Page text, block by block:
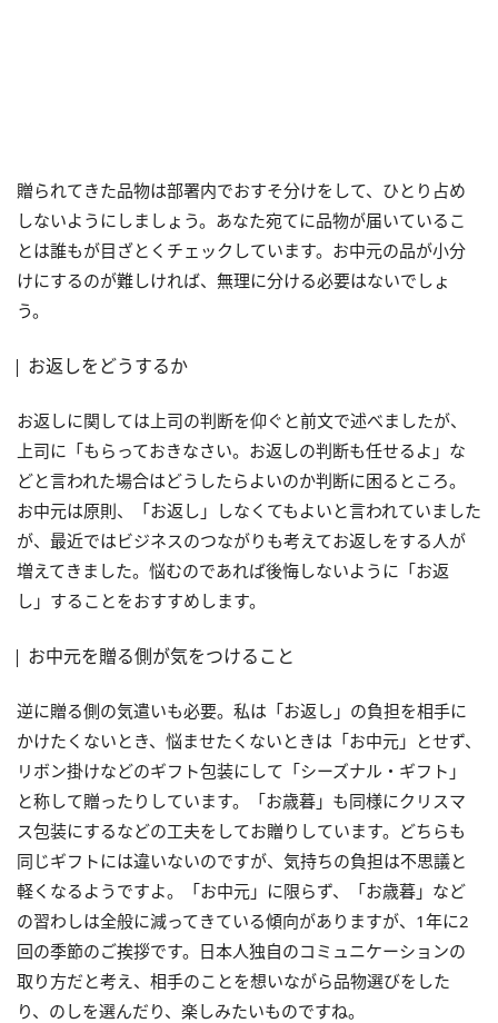
贈られてきた品物は部署内でおすそ分けをして、ひとり占め
しないようにしましょう。あなた宛てに品物が届いているこ
とは誰もが目ざとくチェックしています。お中元の品が小分
けにするのが難しければ、無理に分ける必要はないでしょ
う。
お返しをどうするか
お返しに関しては上司の判断を仰ぐと前文で述べましたが、
上司に「もらっておきなさい。お返しの判断も任せるよ」な
どと言われた場合はどうしたらよいのか判断に困るところ。
お中元は原則、「お返し」しなくてもよいと言われていました
が、最近ではビジネスのつながりも考えてお返しをする人が
増えてきました。悩むのであれば後悔しないように「お返
し」することをおすすめします。
お中元を贈る側が気をつけること
逆に贈る側の気遣いも必要。私は「お返し」の負担を相手に
かけたくないとき、悩ませたくないときは「お中元」とせず、
リボン掛けなどのギフト包装にして「シーズナル・ギフト」
と称して贈ったりしています。「お歳暮」も同様にクリスマ
ス包装にするなどの工夫をしてお贈りしています。どちらも
同じギフトには違いないのですが、気持ちの負担は不思議と
軽くなるようですよ。「お中元」に限らず、「お歳暮」など
の習わしは全般に減ってきている傾向がありますが、1年に2
回の季節のご挨拶です。日本人独自のコミュニケーションの
取り方だと考え、相手のことを想いながら品物選びをした
り、のしを選んだり、楽しみたいものですね。